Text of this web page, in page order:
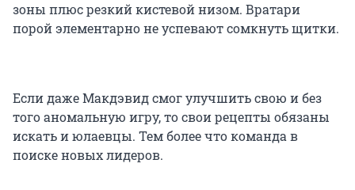
зоны плюс резкий кистевой низом. Вратари
порой элементарно не успевают сомкнуть щитки.
Если даже Макдэвид смог улучшить свою и без
того аномальную игру, то свои рецепты обязаны
искать и юлаевцы. Тем более что команда в
поиске новых лидеров.